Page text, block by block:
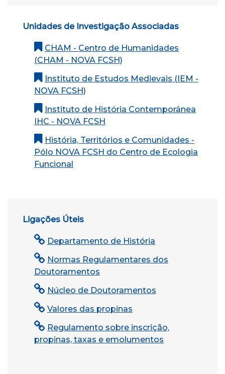
Unidades de Investigação Associadas
CHAM - Centro de Humanidades
(CHAM - NOVA FCSH)
Instituto de Estudos Medievais (IEM -
NOVA FCSH)
Instituto de História Contemporânea
IHC - NOVA FCSH
História, Territórios e Comunidades -
Pólo NOVA FCSH do Centro de Ecologia
Funcional
Ligações Úteis
Departamento de História
Normas Regulamentares dos
Doutoramentos
Núcleo de Doutoramentos
Valores das propinas
Regulamento sobre inscrição,
propinas, taxas e emolumentos